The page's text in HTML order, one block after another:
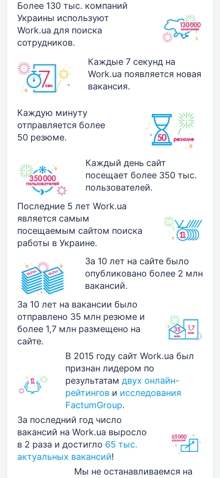
Более 130 тыс. компаний
Украины используют
Work.ua для поиска
сотрудников.
Каждые 7 секунд на
Work.ua появляется новая
вакансия.
Каждую минуту
отправляется более
50 резюме.
Каждый день сайт
посещает более 350 тыс.
пользователей.
Последние 5 лет Work.ua
является самым
посещаемым сайтом поиска
работы в Украине.
За 10 лет на сайте было
опубликовано более 2 млн
вакансий.
За 10 лет на вакансии было
отправлено 35 млн резюме и
более 1,7 млн размещено на
сайте.
В 2015 году сайт Work.ua был
признан лидером по
результатам двух онлайн-
рейтингов и исследования
FactumGroup.
За последний год число
вакансий на Work.ua выросло
в 2 раза и достигло 65 тыс.
актуальных вакансий!
Мы не останавливаемся на